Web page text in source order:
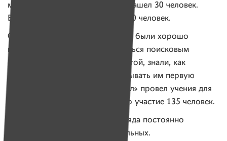
мероприятий по всей стране и нашел 30 человек.
В поисках участвовали более 600 человек.
Очень важно, чтобы поисковики были хорошо
подготовлены: умели пользоваться поисковым
оборудованием, компасом, картой, знали, как
правильно искать людей и оказывать им первую
помощь. В сентябре ПСО «Ангел» провел учения для
волонтеров, в которых приняло участие 135 человек.
Сегодня помимо минского отряда постоянно
работают еще восемь региональных.